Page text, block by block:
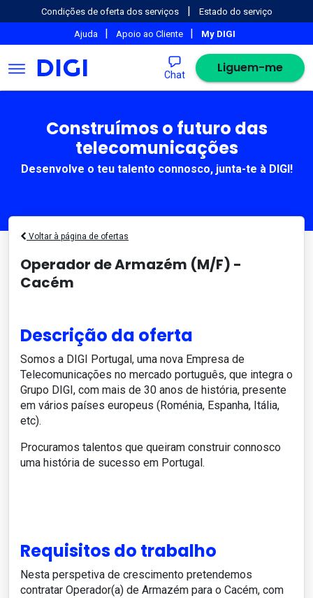
Condições de oferta dos serviços | Estado do serviço
Ajuda | Apoio ao Cliente | My DIGI
Chat Liguem-me
Construímos o futuro das
telecomunicações
Desenvolve o teu talento connosco, junta-te à DIGI!
Voltar à página de ofertas
Operador de Armazém (M/F) -
Cacém
Descrição da oferta
Somos a DIGI Portugal, uma nova Empresa de
Telecomunicações no mercado português, que integra o
Grupo DIGI, com mais de 30 anos de história, presente
em vários países europeus (Roménia, Espanha, Itália,
etc).
Procuramos talentos que queiram construir connosco
uma história de sucesso em Portugal.
Requisitos do trabalho
Nesta perspetiva de crescimento pretendemos
contratar Operador(a) de Armazém para o Cacém, com